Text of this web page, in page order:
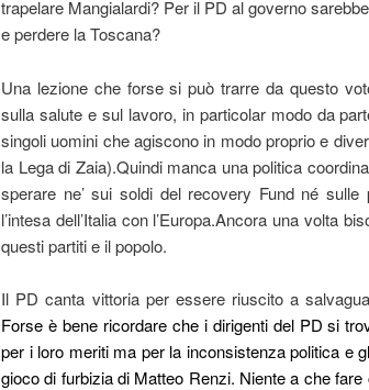
trapelare Mangialardi? Per il PD al governo
e perdere la Toscana?
Una lezione che forse si può trarre da questo
sulla salute e sul lavoro, in particolar modo da
singoli uomini che agiscono in modo proprio e
la Lega di Zaia).Quindi manca una politica
sperare ne’ sui soldi del recovery Fund né
l’intesa dell’Italia con l’Europa.Ancora una volta
questi partiti e il popolo.
Il PD canta vittoria per essere riuscito a
Forse è bene ricordare che i dirigenti del PD si
per i loro meriti ma per la inconsistenza politica e
gioco di furbizia di Matteo Renzi. Niente a che